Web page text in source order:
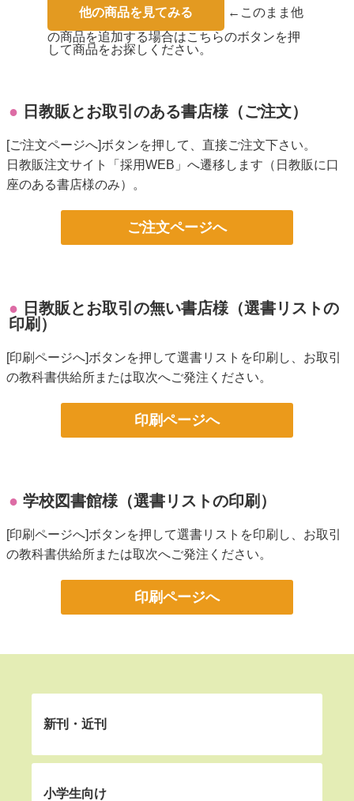
他の商品を見てみる
←このまま他
の商品を追加する場合はこちらのボタンを押
して商品をお探しください。
日教販とお取引のある書店様（ご注文）
[ご注文ページへ]ボタンを押して、直接ご注文下さい。
日教販注文サイト「採用WEB」へ遷移します（日教販に口
座のある書店様のみ）。
ご注文ページへ
日教販とお取引の無い書店様（選書リストの
印刷）
[印刷ページへ]ボタンを押して選書リストを印刷し、お取引
の教科書供給所または取次へご発注ください。
印刷ページへ
学校図書館様（選書リストの印刷）
[印刷ページへ]ボタンを押して選書リストを印刷し、お取引
の教科書供給所または取次へご発注ください。
印刷ページへ
新刊・近刊
小学生向け